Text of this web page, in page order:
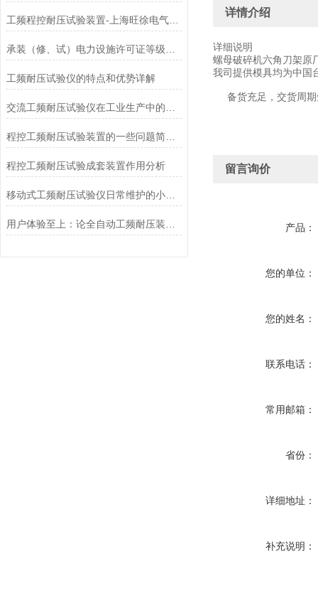
工频程控耐压试验装置-上海旺徐电气品牌厂家生产
工频耐压试验仪的特点和优势详解
程控工频耐压试验装置的一些问题简单简述
程控工频耐压试验成套装置作用分析
移动式工频耐压试验仪日常维护的小秘诀
详情介绍
详细说明
螺母破碎机六角刀架原
我司提供模具均为中国
备货充足，交货周期
留言询价
产品：
您的单位：
您的姓名：
联系电话：
常用邮箱：
省份：
详细地址：
补充说明：